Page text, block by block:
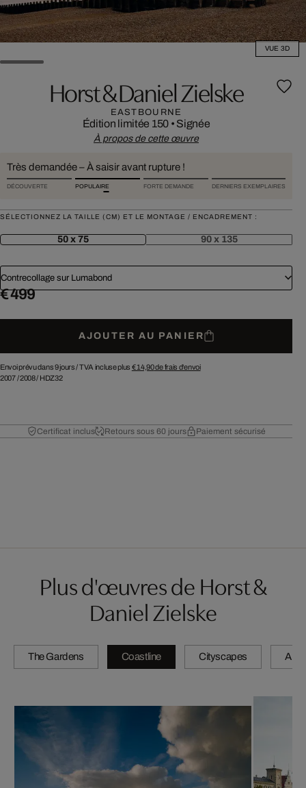
VUE 3D
Horst & Daniel Zielske
EASTBOURNE
Édition limitée 150 • Signée
À propos de cette œuvre
Très demandée – À saisir avant rupture !
DÉCOUVERTE POPULAIRE FORTE DEMANDE DERNIERS EXEMPLAIRES
SÉLECTIONNEZ LA TAILLE (CM) ET LE MONTAGE / ENCADREMENT :
50 x 75 90 x 135
Contrecollage sur Lumabond
€ 499
AJOUTER AU PANIER
Envoi prévu dans 9 jours /TVA incluse plus € 14,90de frais d'envoi
2007/2008/ HDZ32
Certificat inclus Retours sous 60 jours Paiement sécurisé
Plus d'œuvres de Horst &
Daniel Zielske
The Gardens Coastline Cityscapes